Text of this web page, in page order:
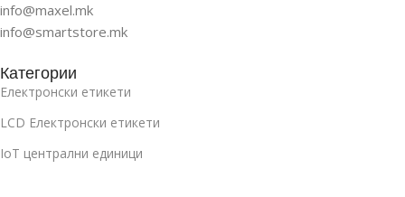
info@maxel.mk
info@smartstore.mk
Категории
Електронски етикети
LCD Електронски етикети
IoT централни единици